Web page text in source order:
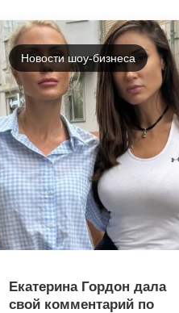
Новости шоу-бизнеса
Екатерина Гордон дала
свой комментарий по